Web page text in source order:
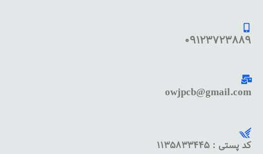
09123723889
owjpcb@gmail.com
کد پستی : 1135833445